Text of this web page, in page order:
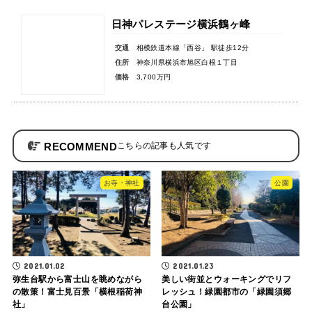
日神パレステージ横浜鶴ヶ峰
交通
相模鉄道本線「西谷」 駅徒歩12分
住所
神奈川県横浜市旭区白根１丁目
価格
3,700万円
RECOMMEND
お寺・神社
2021.01.02
弥生台駅から富士山を眺めながら
の散策！富士見百景「横根稲荷神
社」
公園
2021.01.23
美しい街並とウォーキングでリフ
レッシュ！緑園都市の「緑園須郷
台公園」